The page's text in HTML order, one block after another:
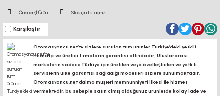
Önsiparişli Ürün Stok için tel açınız
Karşılaştır
Otomasyoncu.net’te sizlere sunulan tüm ürünler Türkiye’deki yetkili
ithalatçı ve üretici firmaların garantisi altındadır, Uluslararası
markaların sadece Türkiye için üretilen veya özelleştirilen ve yetkili
servislerin ülke garantisi sağladığı modelleri sizlere sunulmaktadır.
Otomasyoncu.net daima müşteri memnunniyeti ilkesi ile hizmet
vermektedir. bu sebeple satın almış olduğunuz ürünlerde kolay iade ve